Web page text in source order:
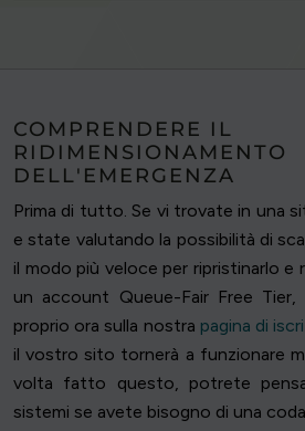
COMPRENDERE IL
RIDIMENSIONAMENTO
DELL'EMERGENZA
Prima di tutto. Se vi trovate in una
e state valutando la possibilità di
il modo più veloce per ripristinarlo e
un account Queue-Fair Free
proprio ora sulla nostra pagina di
il vostro sito tornerà a funzionare
volta fatto questo, potrete
sistemi se avete bisogno di una